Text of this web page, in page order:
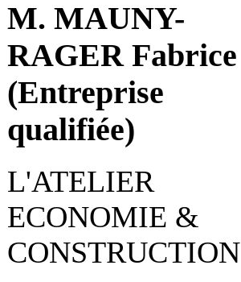
M. MAUNY-
RAGER Fabrice
(Entreprise
qualifiée)
L'ATELIER
ECONOMIE &
CONSTRUCTION